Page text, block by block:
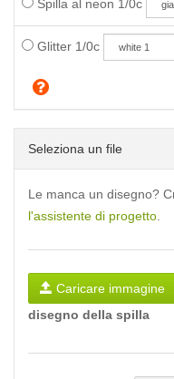
Spilla al neon 1/0c
Glitter 1/0c
Seleziona un file
Le manca un disegno?
l'assistente di progetto
Caricare immagine
disegno della spilla